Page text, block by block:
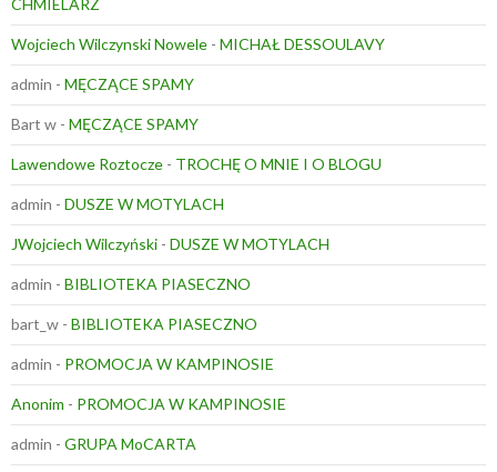
Wojciech Wilczynski Nowele - MICHAŁ DESSOULAVY
admin - MĘCZĄCE SPAMY
Bart w - MĘCZĄCE SPAMY
Lawendowe Roztocze - TROCHĘ O MNIE I O BLOGU
admin - DUSZE W MOTYLACH
JWojciech Wilczyński - DUSZE W MOTYLACH
admin - BIBLIOTEKA PIASECZNO
bart_w - BIBLIOTEKA PIASECZNO
admin - PROMOCJA W KAMPINOSIE
Anonim - PROMOCJA W KAMPINOSIE
admin - GRUPA MoCARTA